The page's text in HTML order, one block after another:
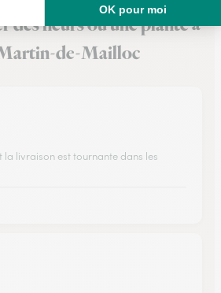
fleurs ou une plante à
de-Mailloc
la livraison est tournante dans les